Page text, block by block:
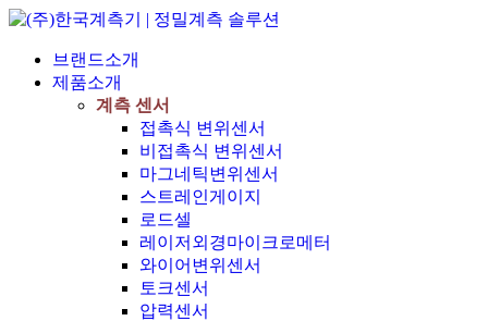
브랜드소개
제품소개
계측 센서
접촉식 변위센서
비접촉식 변위센서
마그네틱변위센서
스트레인게이지
로드셀
레이저외경마이크로메터
와이어변위센서
토크센서
압력센서